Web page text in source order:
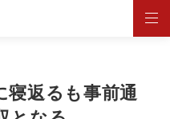
寝返るも事前通